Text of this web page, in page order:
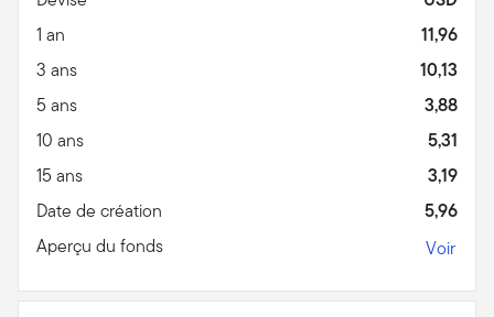
1 an
11,96
3 ans
10,13
5 ans
3,88
10 ans
5,31
15 ans
3,19
Date de création
5,96
Aperçu du fonds
Voir